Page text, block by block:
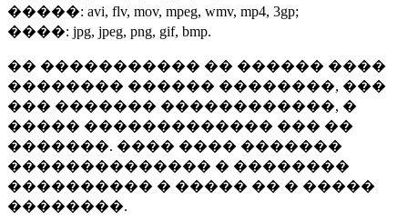
�����: avi, flv, mov, mpeg, wmv, mp4, 3gp;
����: jpg, jpeg, png, gif, bmp.
�� ����������� �� ������ ����
�������� ������ ��������, ���
��� ������� ������������, �
����� ������������� ��� ��
�������. ���� ���� �������
�������������� � ��������
���������� � ����� �� � �����
��������.